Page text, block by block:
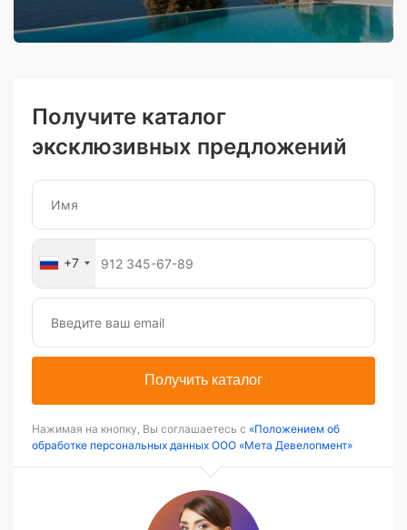
Получите каталог
эксклюзивных предложений
+7
Получить каталог
Нажимая на кнопку, Вы соглашаетесь с «Положением об
обработке персональных данных ООО «Мета Девелопмент»